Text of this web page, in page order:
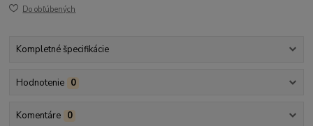
Do obľúbených
Kompletné špecifikácie
Hodnotenie 0
Komentáre 0